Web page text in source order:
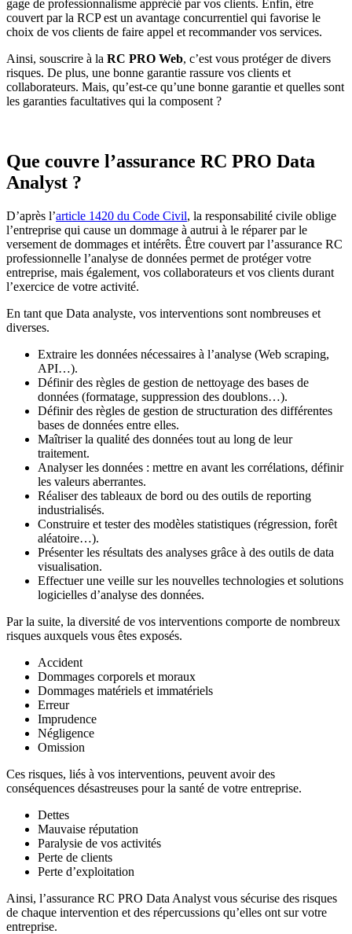
gage de professionnalisme apprécié par vos clients. Enfin, être
couvert par la RCP est un avantage concurrentiel qui favorise le
choix de vos clients de faire appel et recommander vos services.
Ainsi, souscrire à la RC PRO Web, c’est vous protéger de divers
risques. De plus, une bonne garantie rassure vos clients et
collaborateurs. Mais, qu’est-ce qu’une bonne garantie et quelles sont
les garanties facultatives qui la composent ?
Que couvre l’assurance RC PRO Data
Analyst ?
D’après l’article 1420 du Code Civil, la responsabilité civile oblige
l’entreprise qui cause un dommage à autrui à le réparer par le
versement de dommages et intérêts. Être couvert par l’assurance RC
professionnelle l’analyse de données permet de protéger votre
entreprise, mais également, vos collaborateurs et vos clients durant
l’exercice de votre activité.
En tant que Data analyste, vos interventions sont nombreuses et
diverses.
Extraire les données nécessaires à l’analyse (Web scraping,
API…).
Définir des règles de gestion de nettoyage des bases de
données (formatage, suppression des doublons…).
Définir des règles de gestion de structuration des différentes
bases de données entre elles.
Maîtriser la qualité des données tout au long de leur
traitement.
Analyser les données : mettre en avant les corrélations, définir
les valeurs aberrantes.
Réaliser des tableaux de bord ou des outils de reporting
industrialisés.
Construire et tester des modèles statistiques (régression, forêt
aléatoire…).
Présenter les résultats des analyses grâce à des outils de data
visualisation.
Effectuer une veille sur les nouvelles technologies et solutions
logicielles d’analyse des données.
Par la suite, la diversité de vos interventions comporte de nombreux
risques auxquels vous êtes exposés.
Accident
Dommages corporels et moraux
Dommages matériels et immatériels
Erreur
Imprudence
Négligence
Omission
Ces risques, liés à vos interventions, peuvent avoir des
conséquences désastreuses pour la santé de votre entreprise.
Dettes
Mauvaise réputation
Paralysie de vos activités
Perte de clients
Perte d’exploitation
Ainsi, l’assurance RC PRO Data Analyst vous sécurise des risques
de chaque intervention et des répercussions qu’elles ont sur votre
entreprise.